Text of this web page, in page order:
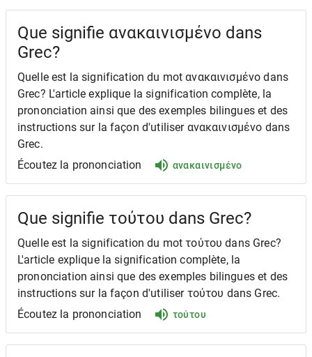
Que signifie ανακαινισμένο dans
Grec?
Quelle est la signification du mot ανακαινισμένο dans
Grec? L'article explique la signification complète, la
prononciation ainsi que des exemples bilingues et des
instructions sur la façon d'utiliser ανακαινισμένο dans
Grec.
Écoutez la prononciation
ανακαινισμένο
Que signifie τούτου dans Grec?
Quelle est la signification du mot τούτου dans Grec?
L'article explique la signification complète, la
prononciation ainsi que des exemples bilingues et des
instructions sur la façon d'utiliser τούτου dans Grec.
Écoutez la prononciation
τούτου